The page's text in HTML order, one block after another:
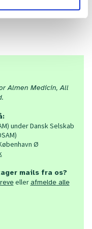
her
Almen Medicin, All
under Dansk Selskab
Ø
mails fra os?
ellerafmeldealle